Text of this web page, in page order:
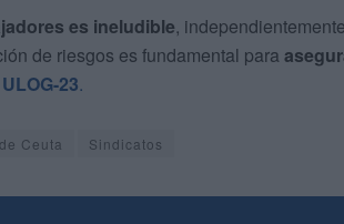
es ineludible,
de riesgos es fundamental para
ULOG-23.
Ceuta Sindicatos